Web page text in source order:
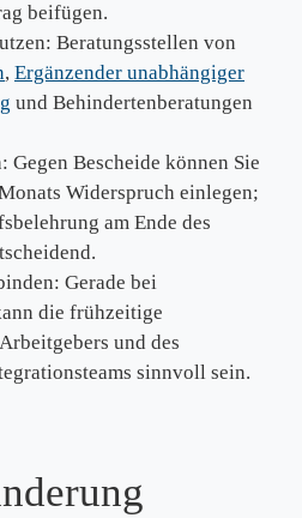
beifügen.
Beratungsstellen von
, Ergänzender unabhängiger
und Behindertenberatungen
Gegen Bescheide können Sie
Widerspruch einlegen;
am Ende des
Gerade bei
die frühzeitige
und des
sinnvoll sein.